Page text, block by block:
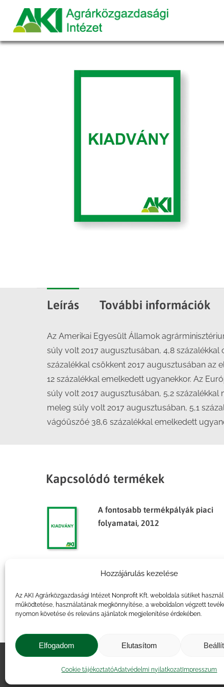
Hozzájárulás kezelése
Az AKI Agrárközgazdasági Intézet Nonprofit Kft. weboldala sütiket
működtetése, használatának megkönnyítése, a weboldalon végzett
nyomon követése és releváns ajánlatok megjelenítése érdekében.
Elfogadom Elutasítom
Cookie tájékoztatóAdatvédelmi nyilatkozat Impresszum
Leírás További információk
Az Amerikai Egyesült Államok
súly volt 2017 augusztusában, 4,8
százalékkal csökkent 2017 augusztusában az
12 százalékkal emelkedett ugyanekkor. Az
súly volt 2017 augusztusában, 5,2
meleg súly volt 2017 augusztusában, 5,1
vágóüszőé 38,6 százalékkal emelkedett
Kapcsolódó termékek
A fontosabb termékpályák piaci
folyamatai, 2012
Agrárpiaci jelentések – Élőállat
és hús
Impresszum Kapcsolat